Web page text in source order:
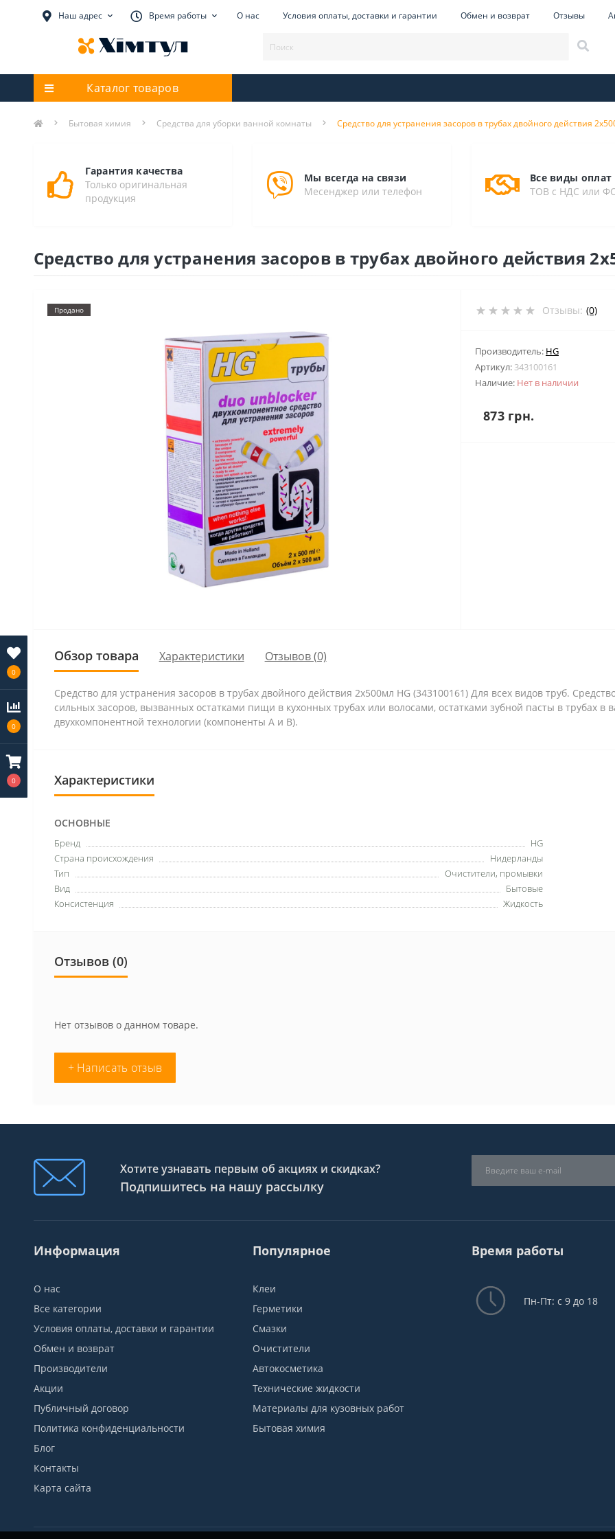
0
0
0
Наш адрес Время работы О нас Условия оплаты, доставки и гарантии Обмен и возврат Отзывы
Каталог товаров
Бытовая химия Средства для уборки ванной комнаты Средство для устранения засоров в трубах двойного действия
Гарантия качества
Только оригинальная
продукция
Мы всегда на связи
Месенджер или телефон
Все виды оплат
ТОВ с НДС или
Средство для устранения засоров в трубах двойного действия
Продано Отзывы: (0)
Производитель: HG
Артикул: 343100161
Наличие: Нет в наличии
873 грн.
Обзор товара Характеристики Отзывов (0)
Средство для устранения засоров в трубах двойного действия 2х500мл HG (343100161) Для всех видов труб.
сильных засоров, вызванных остатками пищи в кухонных трубах или волосами, остатками зубной пасты в трубах в
двухкомпонентной технологии (компоненты А и В).
Характеристики
ОСНОВНЫЕ
Бренд
HG
Страна происхождения
Нидерланды
Тип
Очистители, промывки
Вид
Бытовые
Консистенция
Жидкость
Отзывов (0)
Нет отзывов о данном товаре.
+ Написать отзыв
Хотите узнавать первым об акциях и скидках?
Подпишитесь на нашу рассылку
Информация
О нас
Все категории
Условия оплаты, доставки и гарантии
Обмен и возврат
Производители
Акции
Публичный договор
Политика конфиденциальности
Блог
Контакты
Карта сайта
Популярное
Клеи
Герметики
Смазки
Очистители
Автокосметика
Технические жидкости
Материалы для кузовных работ
Бытовая химия
Время работы
Пн-Пт: с 9 до 18